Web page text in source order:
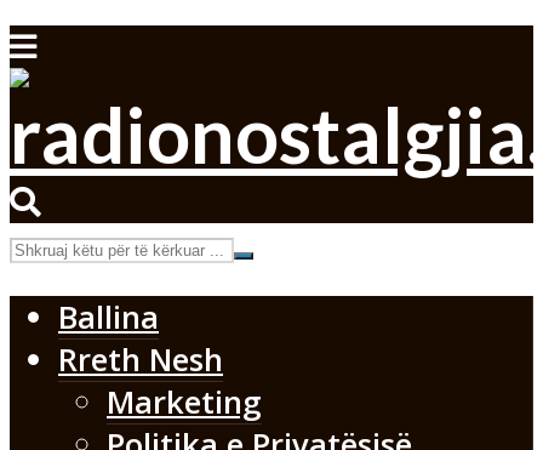
Ballina
Rreth Nesh
Marketing